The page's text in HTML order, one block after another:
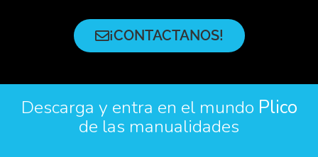
¡CONTACTANOS!
Descarga y entra en el mundo Plico
de las manualidades